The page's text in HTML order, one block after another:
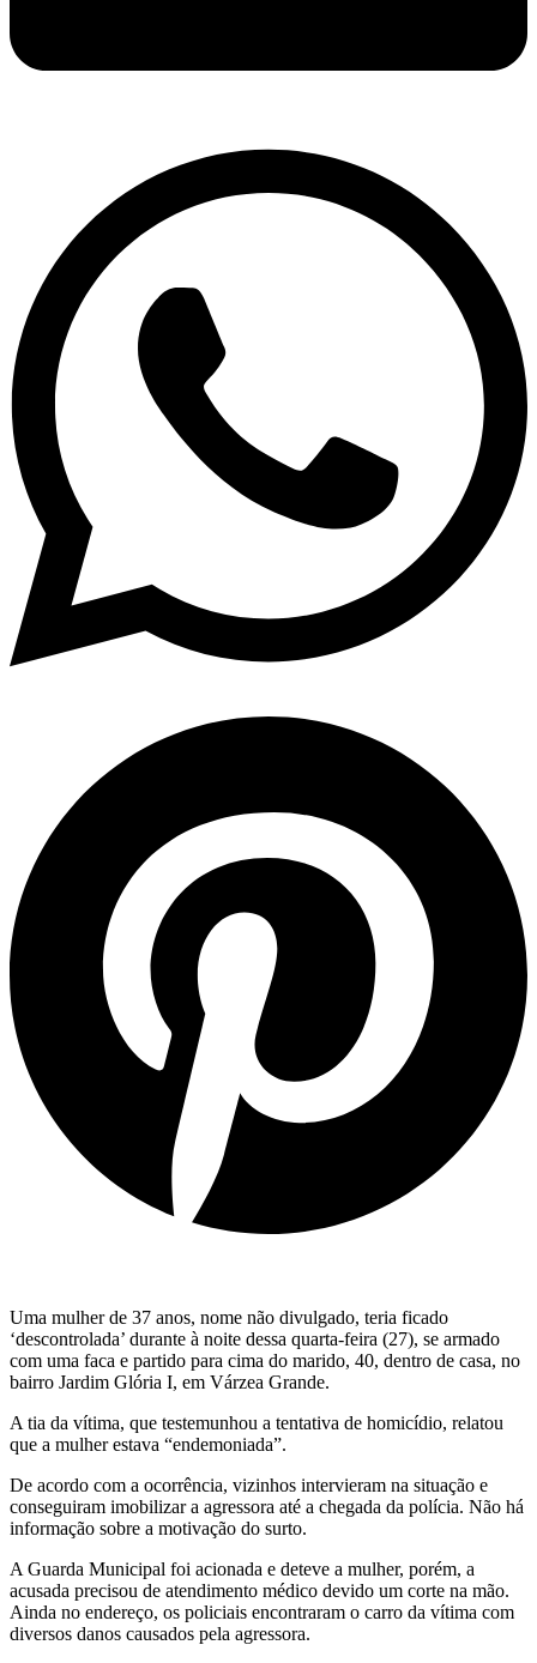
Uma mulher de 37 anos, nome não divulgado, teria ficado
‘descontrolada’ durante à noite dessa quarta-feira (27), se armado
com uma faca e partido para cima do marido, 40, dentro de casa, no
bairro Jardim Glória I, em Várzea Grande.
A tia da vítima, que testemunhou a tentativa de homicídio, relatou
que a mulher estava “endemoniada”.
De acordo com a ocorrência, vizinhos intervieram na situação e
conseguiram imobilizar a agressora até a chegada da polícia. Não há
informação sobre a motivação do surto.
A Guarda Municipal foi acionada e deteve a mulher, porém, a
acusada precisou de atendimento médico devido um corte na mão.
Ainda no endereço, os policiais encontraram o carro da vítima com
diversos danos causados pela agressora.